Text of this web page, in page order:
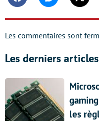
Les commentaires sont
Les derniers articles
les